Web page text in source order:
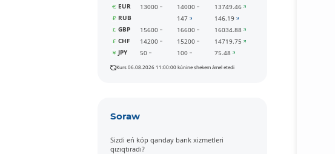
EUR
13000 14000
13749.46
RUB
147
146.19
GBP
15600 16600
16034.88
CHF
14200 15200
14719.75
JPY
50 100 75.48
Kurs 06.08.2026 11:00:00 kúnine shekem ámel etedi
Soraw
Sizdi eń kóp qanday bank xizmetleri
qızıqtıradı?